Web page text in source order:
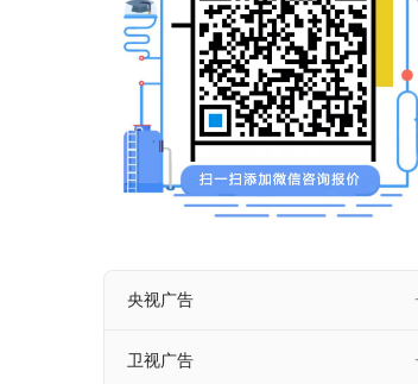
央视广告
卫视广告